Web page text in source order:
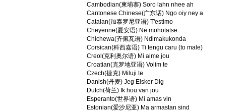
Cambodian(柬埔寨) Soro lahn nhee ah
Cantonese Chinese(广东话) Ngo oiy ney a
Catalan(加泰罗尼亚语) T'estimo
Cheyenne(夏安语) Ne mohotatse
Chichewa(齐佩瓦语) Ndimakukonda
Corsican(科西嘉语) Ti tengu caru (to male)
Creol(克利奥尔语) Mi aime jou
Croatian(克罗地亚语) Volim te
Czech(捷克) Miluji te
Danish(丹麦) Jeg Elsker Dig
Dutch(荷兰) Ik hou van jou
Esperanto(世界语) Mi amas vin
Estonian(爱沙尼亚) Ma armastan sind